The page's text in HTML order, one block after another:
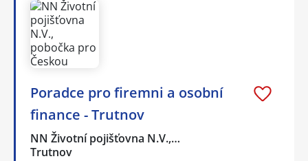
Poradce pro firemni a osobní
finance - Trutnov
NN Životní pojišťovna N.V.,…
Trutnov